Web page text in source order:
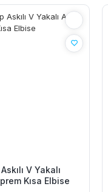
V Yakalı
Kısa Elbise